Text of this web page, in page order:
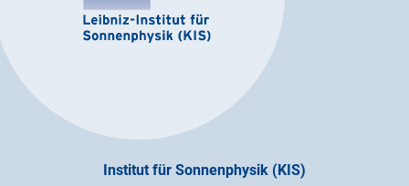
Institut für Sonnenphysik (KIS)